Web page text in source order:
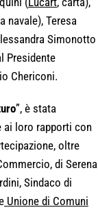
navale), Teresa
Simonotto
Presidente
Chericoni.
”, è stata
loro rapporti con
oltre
di Serena
Sindaco di
Unione di Comuni